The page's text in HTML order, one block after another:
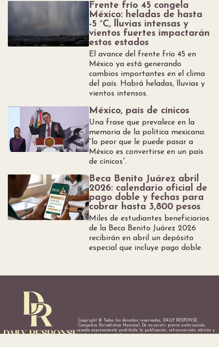
Frente frío 45 congela
México: heladas de hasta
-5 °C, lluvias intensas y
vientos fuertes impactarán
estos estados
El avance del frente frío 45 en
México ya está generando
cambios importantes en el clima
del país. Habrá heladas, lluvias y
vientos intensos.
México, país de cínicos
Una frase que prevalece en la
memoria de la política mexicana:
“lo peor que le puede pasar a
México es convertirse en un país
de cínicos”.
Beca Benito Juárez abril
2026: calendario oficial de
pago doble y fechas para
cobrar hasta 3,800 pesos
Miles de estudiantes beneficiarios
de la Beca Benito Juárez 2026
recibirán en abril un depósito
especial que incluye pago doble.
Copyright © Todos los derechos reservados, DAILY RESPONSE,
Compañía Periodística Nacional. De no existir previa autorización,
queda expresamente prohibida la publicación, retransmisión, edición y
cualquier otro uso de los contenidos.